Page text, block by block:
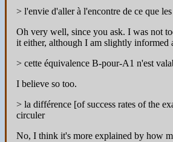
> l'envie d'aller à l'encontre de ce que
Oh very well, since you ask. I was not
it either, although I am slightly informed
> cette équivalence B-pour-A1 n'est
I believe so too.
> la différence [of success rates of the
circuler
No, I think it's more explained by how